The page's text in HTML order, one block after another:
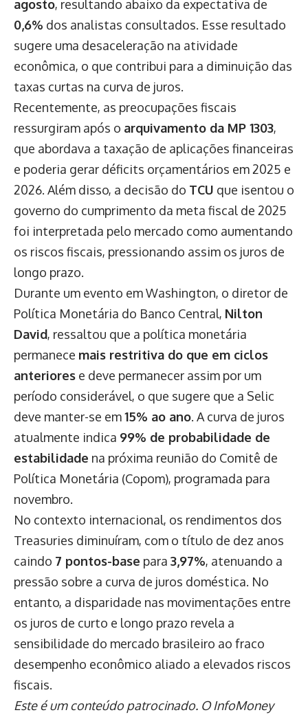
agosto, resultando abaixo da expectativa de
0,6% dos analistas consultados. Esse resultado
sugere uma desaceleração na atividade
econômica, o que contribui para a diminuição das
taxas curtas na curva de juros.
Recentemente, as preocupações fiscais
ressurgiram após o arquivamento da MP 1303,
que abordava a taxação de aplicações financeiras
e poderia gerar déficits orçamentários em 2025 e
2026. Além disso, a decisão do TCU que isentou o
governo do cumprimento da meta fiscal de 2025
foi interpretada pelo mercado como aumentando
os riscos fiscais, pressionando assim os juros de
longo prazo.
Durante um evento em Washington, o diretor de
Política Monetária do Banco Central, Nilton
David, ressaltou que a política monetária
permanece mais restritiva do que em ciclos
anteriores e deve permanecer assim por um
período considerável, o que sugere que a Selic
deve manter-se em15% ao ano. A curva de juros
atualmente indica 99% de probabilidade de
estabilidade na próxima reunião do Comitê de
Política Monetária (Copom), programada para
novembro.
No contexto internacional, os rendimentos dos
Treasuries diminuíram, com o título de dez anos
caindo 7 pontos-base para 3,97%, atenuando a
pressão sobre a curva de juros doméstica. No
entanto, a disparidade nas movimentações entre
os juros de curto e longo prazo revela a
sensibilidade do mercado brasileiro ao fraco
desempenho econômico aliado a elevados riscos
fiscais.
Este é um conteúdo patrocinado. O InfoMoney